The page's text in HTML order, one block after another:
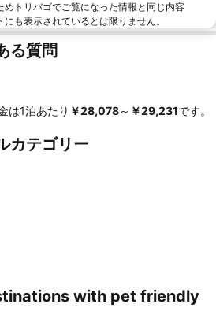
めトリバゴでご覧になった情報と同じ内容
も表示されているとは限りません。
る質問
は1泊あたり ‎￥28,078～ ‎￥29,231です。
カテゴリー
with pet friendly